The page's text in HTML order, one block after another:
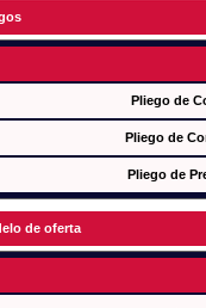
Pliego de
Pliego de
Pliego de
de oferta